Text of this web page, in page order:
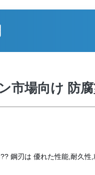
市場向け 防
鋼刃は 優れた性能,耐久